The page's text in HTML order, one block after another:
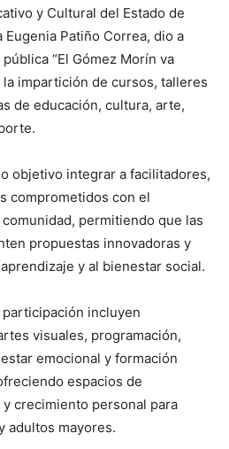
y Cultural del Estado de
Eugenia Patiño Correa, dio a
“El Gómez Morín va
la impartición de cursos, talleres
de educación, cultura, arte,
objetivo integrar a facilitadores,
comprometidos con el
permitiendo que las
propuestas innovadoras y
y al bienestar social.
incluyen
visuales, programación,
emocional y formación
espacios de
crecimiento personal para
adultos mayores.